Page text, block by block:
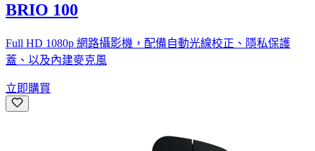
BRIO 100
Full HD 1080p 網路攝影機，配備自動光線校正、隱私保護
蓋、以及內建麥克風
立即購買